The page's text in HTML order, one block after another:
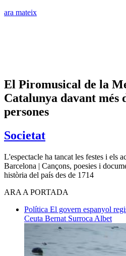
ara mateix
El Piromusical de la
Catalunya davant més
persones
Societat
L'espectacle ha tancat les festes i els
Barcelona | Cançons, poesies i
història del país des de 1714
ARA A PORTADA
Política El govern espanyol
Ceuta Bernat Surroca Albet